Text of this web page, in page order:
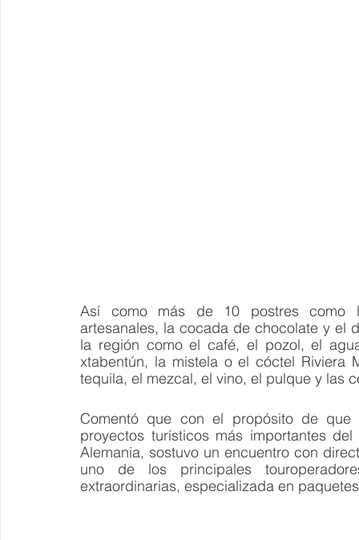
Así como más de 10 postres como
artesanales, la cocada de chocolate y el
la región como el café, el pozol, el
xtabentún, la mistela o el cóctel Riviera
tequila, el mezcal, el vino, el pulque y las
Comentó que con el propósito de
proyectos turísticos más importantes
Alemania, sostuvo un encuentro con
uno de los principales
extraordinarias, especializada en